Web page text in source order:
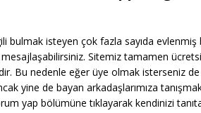
bulmak isteyen çok fazla sayıda evlenmiş
mesajlaşabilirsiniz. Sitemiz tamamen
Bu nedenle eğer üye olmak isterseniz
yine de bayan arkadaşlarımıza
yap bölümüne tıklayarak kendinizi